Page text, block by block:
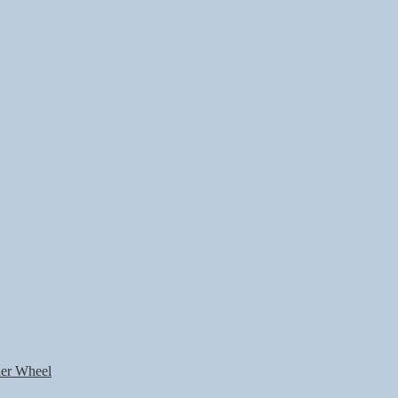
Wheel